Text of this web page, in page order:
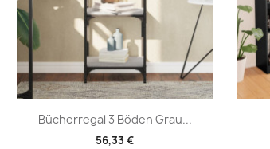
Bücherregal 3 Böden Grau...
56,33 €
Vorschau